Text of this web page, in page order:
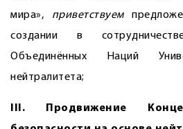
мира», приветствуем
создании в
Объединённых Наций
нейтралитета;
III. Продвижение